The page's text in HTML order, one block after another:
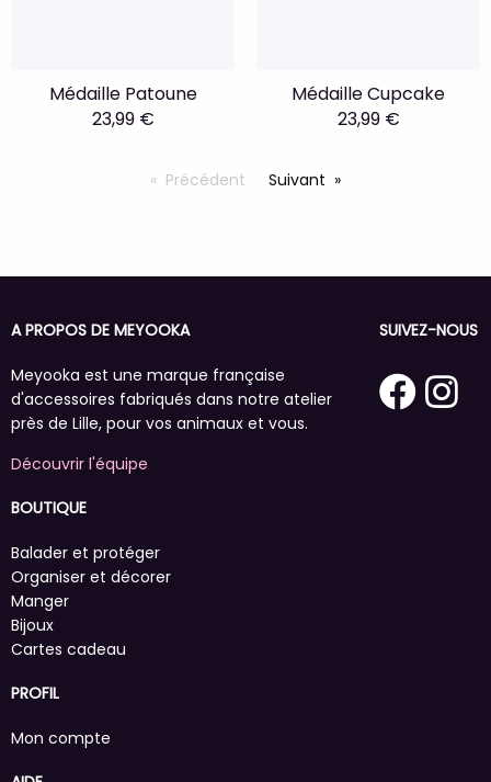
Médaille Patoune
23,99 €
Médaille Cupcake
23,99 €
Précédent Suivant
A PROPOS DE MEYOOKA
Meyooka est une marque française
d'accessoires fabriqués dans notre atelier
près de Lille, pour vos animaux et vous.
Découvrir l'équipe
SUIVEZ-NOUS
BOUTIQUE
Balader et protéger
Organiser et décorer
Manger
Bijoux
Cartes cadeau
PROFIL
Mon compte